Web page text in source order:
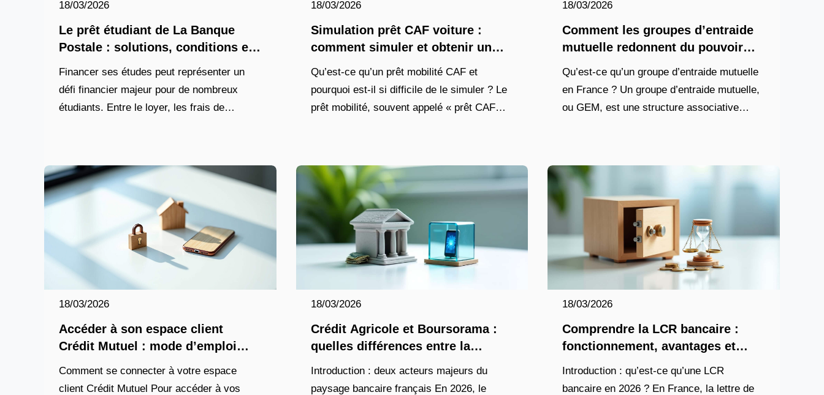
18/03/2026
Le prêt étudiant de La Banque
Postale : solutions, conditions et
simulation en 2026
Financer ses études peut représenter un
défi financier majeur pour de nombreux
étudiants. Entre le loyer, les frais de
18/03/2026
Simulation prêt CAF voiture :
comment simuler et obtenir un
prêt mobilité en 2026 ?
Qu’est-ce qu’un prêt mobilité CAF et
pourquoi est-il si difficile de le simuler ? Le
prêt mobilité, souvent appelé « prêt CAF
18/03/2026
Comment les groupes d’entraide
mutuelle redonnent du pouvoir
de vulnérabilité ?
Qu’est-ce qu’un groupe d’entraide mutuelle
en France ? Un groupe d’entraide mutuelle,
ou GEM, est une structure associative
18/03/2026
Accéder à son espace client
Crédit Mutuel : mode d’emploi
Comment se connecter à votre espace
client Crédit Mutuel Pour accéder à vos
18/03/2026
Crédit Agricole et Boursorama :
quelles différences entre la
Introduction : deux acteurs majeurs du
paysage bancaire français En 2026, le
18/03/2026
Comprendre la LCR bancaire :
fonctionnement, avantages et
Introduction : qu’est-ce qu’une LCR
bancaire en 2026 ? En France, la lettre de